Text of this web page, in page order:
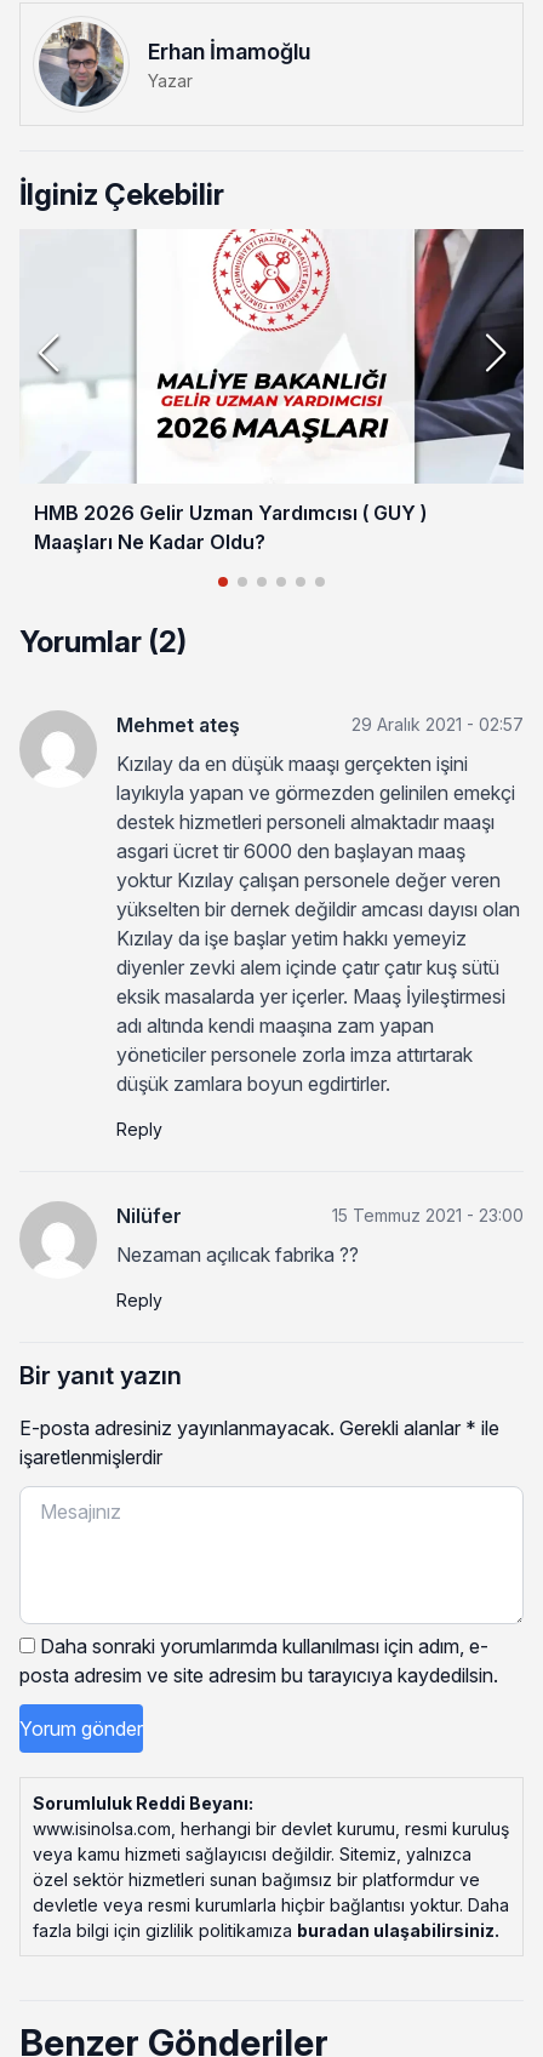
Erhan İmamoğlu
Yazar
İlginiz Çekebilir
HMB 2026 Gelir Uzman Yardımcısı ( GUY )
Maaşları Ne Kadar Oldu?
Yorumlar (2)
Mehmet ateş 29 Aralık 2021 - 02:57
Kızılay da en düşük maaşı gerçekten işini
layıkıyla yapan ve görmezden gelinilen emekçi
destek hizmetleri personeli almaktadır maaşı
asgari ücret tir 6000 den başlayan maaş
yoktur Kızılay çalışan personele değer veren
yükselten bir dernek değildir amcası dayısı olan
Kızılay da işe başlar yetim hakkı yemeyiz
diyenler zevki alem içinde çatır çatır kuş sütü
eksik masalarda yer içerler. Maaş İyileştirmesi
adı altında kendi maaşına zam yapan
yöneticiler personele zorla imza attırtarak
düşük zamlara boyun egdirtirler.
Reply
Nilüfer 15 Temmuz 2021 - 23:00
Nezaman açılıcak fabrika ??
Reply
Bir yanıt yazın
E-posta adresiniz yayınlanmayacak. Gerekli alanlar * ile
işaretlenmişlerdir
Daha sonraki yorumlarımda kullanılması için adım, e-
posta adresim ve site adresim bu tarayıcıya kaydedilsin.
Sorumluluk Reddi Beyanı:
www.isinolsa.com, herhangi bir devlet kurumu, resmi kuruluş
veya kamu hizmeti sağlayıcısı değildir. Sitemiz, yalnızca
özel sektör hizmetleri sunan bağımsız bir platformdur ve
devletle veya resmi kurumlarla hiçbir bağlantısı yoktur. Daha
fazla bilgi için gizlilik politikamıza buradan ulaşabilirsiniz.
Benzer Gönderiler